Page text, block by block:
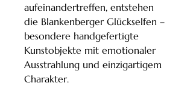
aufeinandertreffen, entstehen
die Blankenberger Glückselfen –
besondere handgefertigte
Kunstobjekte mit emotionaler
Ausstrahlung und einzigartigem
Charakter.